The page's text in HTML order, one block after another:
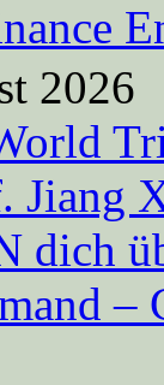
2026
Jiang
dich
–